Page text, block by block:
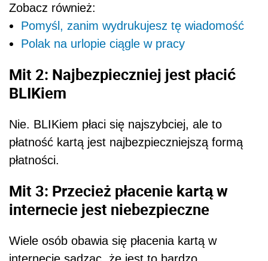
Zobacz również:
Pomyśl, zanim wydrukujesz tę wiadomość
Polak na urlopie ciągle w pracy
Mit 2: Najbezpieczniej jest płacić
BLIKiem
Nie. BLIKiem płaci się najszybciej, ale to
płatność kartą jest najbezpieczniejszą formą
płatności.
Mit 3: Przecież płacenie kartą w
internecie jest niebezpieczne
Wiele osób obawia się płacenia kartą w